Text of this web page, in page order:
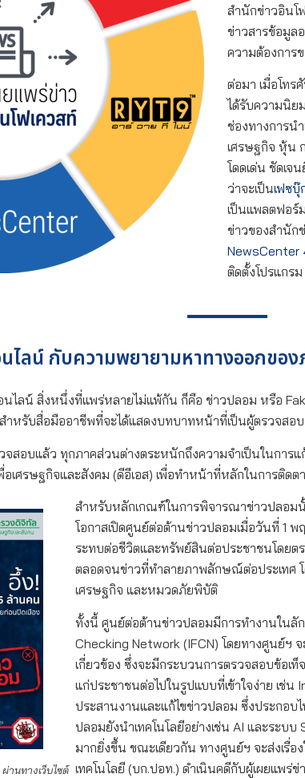
สำนักข่าวอินโ
ข่าวสารข้อมูล
ความต้องการ
ต่อมา เมื่อโทร
ได้รับความนิย
ช่องทางการน
เศรษฐกิจ หุ้น
โดดเด่น ชัดเจ
ว่าจะเป็นเฟซบุ๊
เป็นแพลตฟอร์
ข่าวของสำนัก
NewsCenter
ติดตั้งโปรแกร
ไลน์ กับความพยายามหาทางออกขอ
ไลน์ สิ่งหนึ่งที่แพร่หลายไม่แพ้กัน ก็คือ ข่าวปลอม หรือ
หรับสื่อมืออาชีพที่จะได้แสดงบทบาทหน้าที่เป็นผู้ตรวจสอ
สอบแล้ว ทุกภาคส่วนต่างตระหนักถึงความจำเป็นในการ
เศรษฐกิจและสังคม (ดีอีเอส) เพื่อทำหน้าที่หลักในการติ
านทางเว็บไซต์
สำหรับหลักเกณฑ์ในการพิจารณาข่าวปลอม
โอกาสเปิดศูนย์ต่อต้านข่าวปลอมเมื่อวันที่ 1
ระทบต่อชีวิตและทรัพย์สินต่อประชาชนโดยต
ตลอดจนข่าวที่ทำลายภาพลักษณ์ต่อประเทศ
เศรษฐกิจ และหมวดภัยพิบัติ
ทั้งนี้ ศูนย์ต่อต้านข่าวปลอมมีการทำงานใน
Checking Network (IFCN) โดยทางศูนย์ฯ
เกี่ยวข้อง ซึ่งจะมีกระบวนการตรวจสอบข้อเ
แก่ประชาชนต่อไปในรูปแบบที่เข้าใจง่าย เช่
ประสานงานและแก้ไขข่าวปลอม ซึ่งประก
ปลอมยังนำเทคโนโลยีอย่างเช่น AI และระบ
มากยิ่งขึ้น ขณะเดียวกัน ทางศูนย์ฯ จะส่งเรื่อ
เทคโนโลยี (บก.ปอท.) ดำเนินคดีกับผู้เผยแพร่